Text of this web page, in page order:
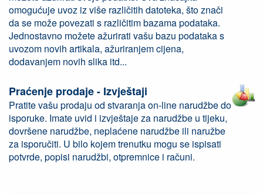
omogućuje uvoz iz više različitih datoteka, što znači
da se može povezati s različitim bazama podataka.
Jednostavno možete ažurirati vašu bazu podataka s
uvozom novih artikala, ažuriranjem cijena,
dodavanjem novih slika itd...
Praćenje prodaje - Izvještaji
Pratite vašu prodaju od stvaranja on-line narudžbe do
isporuke. Imate uvid i izvještaje za narudžbe u tijeku,
dovršene narudžbe, neplaćene narudžbe ili naružbe
za isporučiti. U bilo kojem trenutku mogu se ispisati
potvrde, popisi narudžbi, otpremnice i računi.